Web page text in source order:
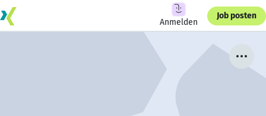
Anmelden
Job posten